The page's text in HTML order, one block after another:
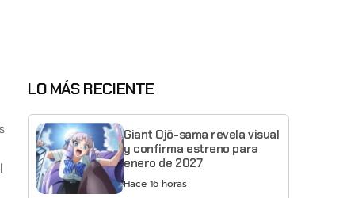
LO MÁS RECIENTE
Giant Ojō-sama revela visual
y confirma estreno para
enero de 2027
Hace 16 horas